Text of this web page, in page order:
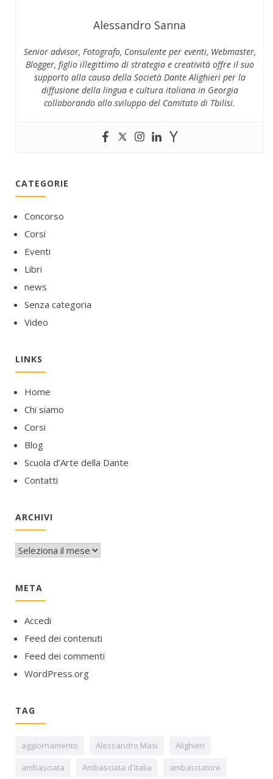
Alessandro Sanna
Senior advisor, Fotografo, Consulente per eventi, Webmaster,
Blogger, figlio illegittimo di strategia e creatività offre il suo
supporto alla causa della Società Dante Alighieri per la
diffusione della lingua e cultura italiana in Georgia
collaborando allo sviluppo del Comitato di Tbilisi.
CATEGORIE
Concorso
Corsi
Eventi
Libri
news
Senza categoria
Video
LINKS
Home
Chi siamo
Corsi
Blog
Scuola d’Arte della Dante
Contatti
ARCHIVI
META
Accedi
Feed dei contenuti
Feed dei commenti
WordPress.org
TAG
aggiornamento Alessandro Masi
Alighieri
ambasciata
Ambasciata d'Italia
ambasciatore